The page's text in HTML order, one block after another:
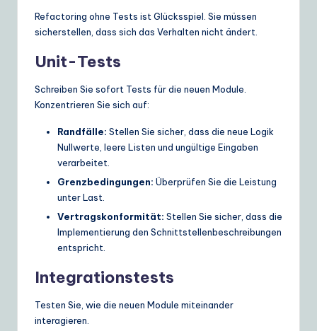
Refactoring ohne Tests ist Glücksspiel. Sie müssen
sicherstellen, dass sich das Verhalten nicht ändert.
Unit-Tests
Schreiben Sie sofort Tests für die neuen Module.
Konzentrieren Sie sich auf:
Randfälle: Stellen Sie sicher, dass die neue Logik
Nullwerte, leere Listen und ungültige Eingaben
verarbeitet.
Grenzbedingungen: Überprüfen Sie die Leistung
unter Last.
Vertragskonformität: Stellen Sie sicher, dass die
Implementierung den Schnittstellenbeschreibungen
entspricht.
Integrationstests
Testen Sie, wie die neuen Module miteinander
interagieren.